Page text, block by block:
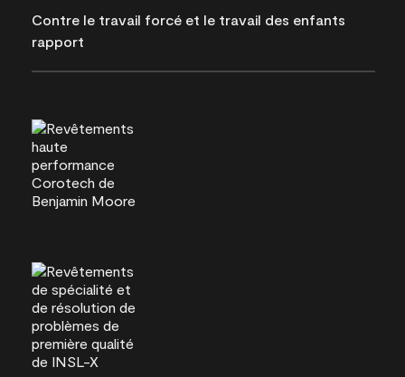
Contre le travail forcé et le travail des enfants
rapport